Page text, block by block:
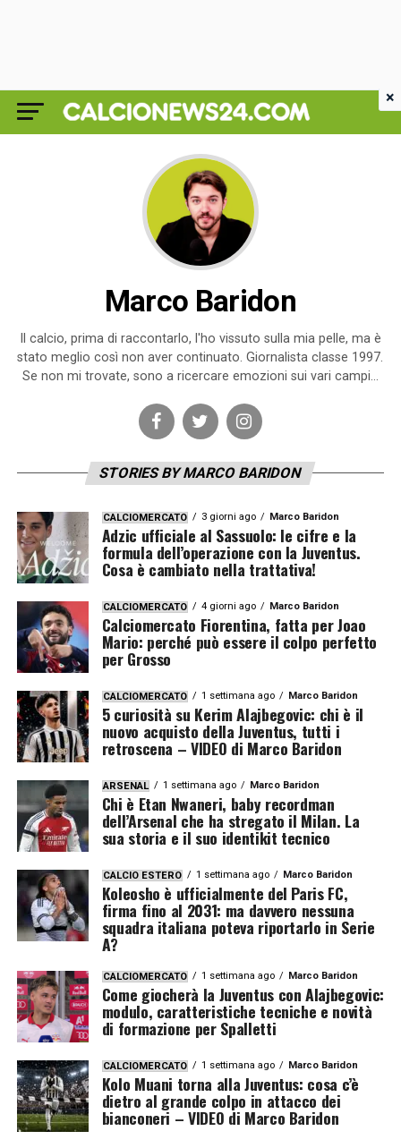
Marco Baridon
Il calcio, prima di raccontarlo, l'ho vissuto sulla mia pelle, ma è
stato meglio così non aver continuato. Giornalista classe 1997.
Se non mi trovate, sono a ricercare emozioni sui vari campi...
STORIES BY MARCO BARIDON
CALCIOMERCATO 3 giorni ago Marco Baridon
Adzic ufficiale al Sassuolo: le cifre e la
formula dell’operazione con la Juventus.
Cosa è cambiato nella trattativa!
CALCIOMERCATO 4 giorni ago Marco Baridon
Calciomercato Fiorentina, fatta per Joao
Mario: perché può essere il colpo perfetto
per Grosso
CALCIOMERCATO 1 settimana ago Marco Baridon
5 curiosità su Kerim Alajbegovic: chi è il
nuovo acquisto della Juventus, tutti i
retroscena – VIDEO di Marco Baridon
ARSENAL 1 settimana ago Marco Baridon
Chi è Etan Nwaneri, baby recordman
dell’Arsenal che ha stregato il Milan. La
sua storia e il suo identikit tecnico
CALCIO ESTERO 1 settimana ago Marco Baridon
Koleosho è ufficialmente del Paris FC,
firma fino al 2031: ma davvero nessuna
squadra italiana poteva riportarlo in Serie
A?
CALCIOMERCATO 1 settimana ago Marco Baridon
Come giocherà la Juventus con Alajbegovic:
modulo, caratteristiche tecniche e novità
di formazione per Spalletti
CALCIOMERCATO 1 settimana ago Marco Baridon
Kolo Muani torna alla Juventus: cosa c’è
dietro al grande colpo in attacco dei
bianconeri – VIDEO di Marco Baridon
×